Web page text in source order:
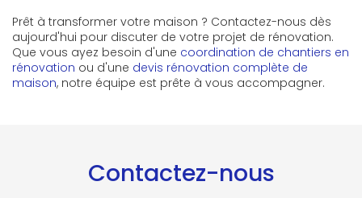
Prêt à transformer votre maison ? Contactez-nous dès
aujourd'hui pour discuter de votre projet de rénovation.
Que vous ayez besoin d'une coordination de chantiers en
rénovation ou d'une devis rénovation complète de
maison, notre équipe est prête à vous accompagner.
Contactez-nous